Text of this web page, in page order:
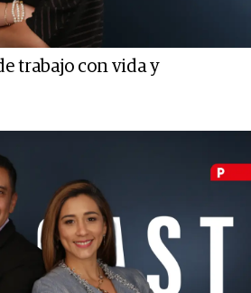
trabajo con vida y